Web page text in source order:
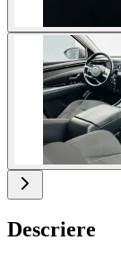
Descriere